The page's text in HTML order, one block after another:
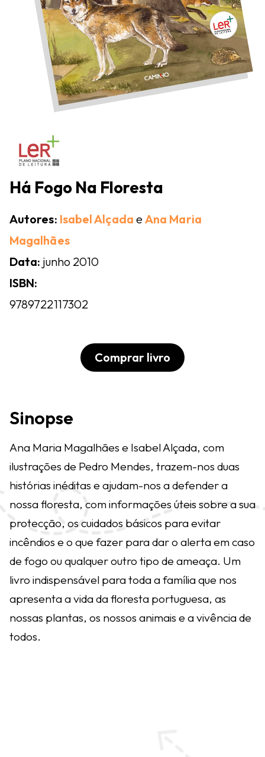
Há Fogo Na Floresta
Autores: Isabel Alçada eAna Maria
Magalhães
Data: junho 2010
ISBN:
9789722117302
Comprar livro
Sinopse
Ana Maria Magalhães e Isabel Alçada, com
ilustrações de Pedro Mendes, trazem-nos duas
histórias inéditas e ajudam-nos a defender a
nossa floresta, com informações úteis sobre a sua
protecção, os cuidados básicos para evitar
incêndios e o que fazer para dar o alerta em caso
de fogo ou qualquer outro tipo de ameaça. Um
livro indispensável para toda a família que nos
apresenta a vida da floresta portuguesa, as
nossas plantas, os nossos animais e a vivência de
todos.